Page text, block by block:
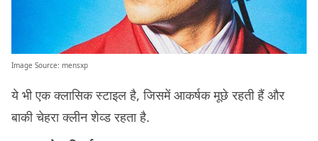
Image Source: mensxp
ये भी एक क्लासिक स्टाइल है, जिसमें आकर्षक मूछे रहती हैं और
बाकी चेहरा क्लीन शेव्ड रहता है.